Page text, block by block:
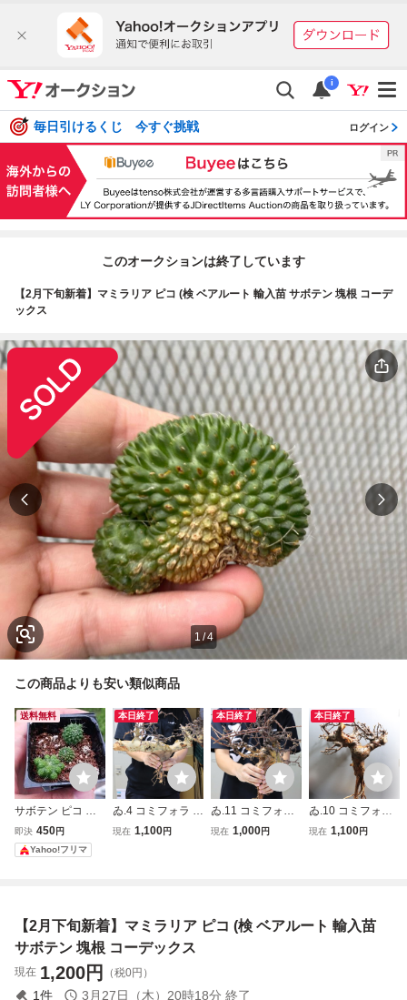
i
毎日引けるくじ 今すぐ挑戦 ログイン
このオークションは終了しています
【2月下旬新着】マミラリア ピコ (検 ベアルート 輸入苗 サボテン 塊根 コーデ
ックス
1/4
この商品よりも安い類似商品
送料無料
サボテン ピコ モ
ンストローサ 抜き
苗3つ マミラリア
即決 450円
Yahoo!フリマ
本日終了
ゐ.4 コミフォラ カ
タフ ターカネンシ
現在 1,100円
本日終了
ゐ.11 コミフォラ
ボラネンシス / ベ
現在 1,000円
本日終了
ゐ.10 コミフォラ
ボラネンシス / ベ
現在 1,100円
【2月下旬新着】マミラリア ピコ (検 ベアルート 輸入苗
サボテン 塊根 コーデックス
現在 1,200円 （税0円）
1件 3月27日（木）20時18分 終了